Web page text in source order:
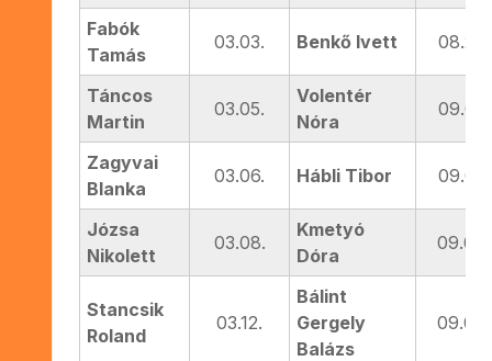
Fabók
Tamás
03.03. Benkő Ivett 08.28.
Táncos
Martin
03.05.
Volentér
Nóra
09.02.
Zagyvai
Blanka
03.06. Hábli Tibor 09.03.
Józsa
Nikolett
03.08.
Kmetyó
Dóra
09.04.
Stancsik
Roland
03.12.
Bálint
Gergely
Balázs
09.09.